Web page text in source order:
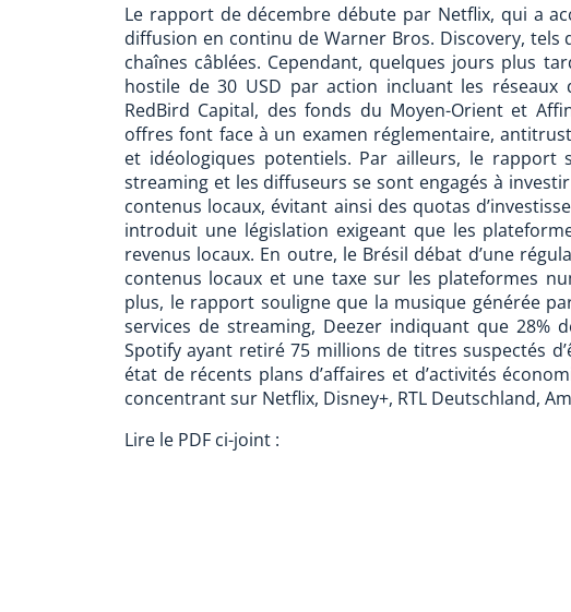
Le rapport de décembre débute par Netflix, qui a
diffusion en continu de Warner Bros. Discovery, tels
chaînes câblées. Cependant, quelques jours plus
hostile de 30 USD par action incluant les réseaux
RedBird Capital, des fonds du Moyen-Orient et
offres font face à un examen réglementaire,
et idéologiques potentiels. Par ailleurs, le rapport
streaming et les diffuseurs se sont engagés à
contenus locaux, évitant ainsi des quotas
introduit une législation exigeant que les
revenus locaux. En outre, le Brésil débat d’une
contenus locaux et une taxe sur les plateformes
plus, le rapport souligne que la musique générée
services de streaming, Deezer indiquant que 28%
Spotify ayant retiré 75 millions de titres suspectés
état de récents plans d’affaires et d’activités
concentrant sur Netflix, Disney+, RTL Deutschland,
Lire le PDF ci-joint :